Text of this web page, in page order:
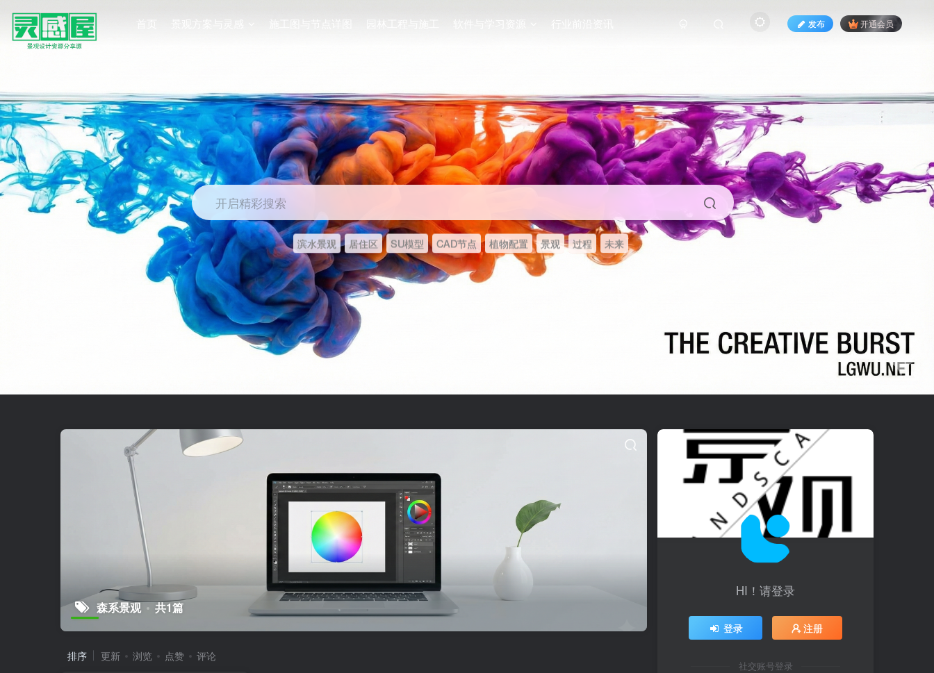
首页 景观方案与灵感 施工图与节点详图 园林工程与施工 软件与学习资源 行业前沿资讯 发布 开通会员
开启精彩搜索
滨水景观 居住区 SU模型 CAD节点 植物配置 景观 过程 未来
森系景观 共1篇
排序 更新 浏览 点赞 评论
HI！请登录
登录 注册
社交账号登录